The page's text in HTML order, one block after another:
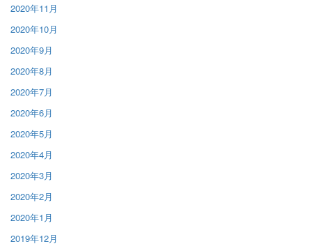
2020年11月
2020年10月
2020年9月
2020年8月
2020年7月
2020年6月
2020年5月
2020年4月
2020年3月
2020年2月
2020年1月
2019年12月